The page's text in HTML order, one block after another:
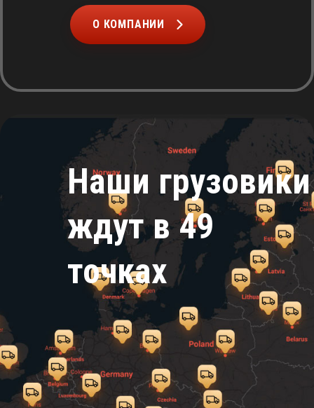
О КОМПАНИИ
Наши грузовики
ждут в 49
точках